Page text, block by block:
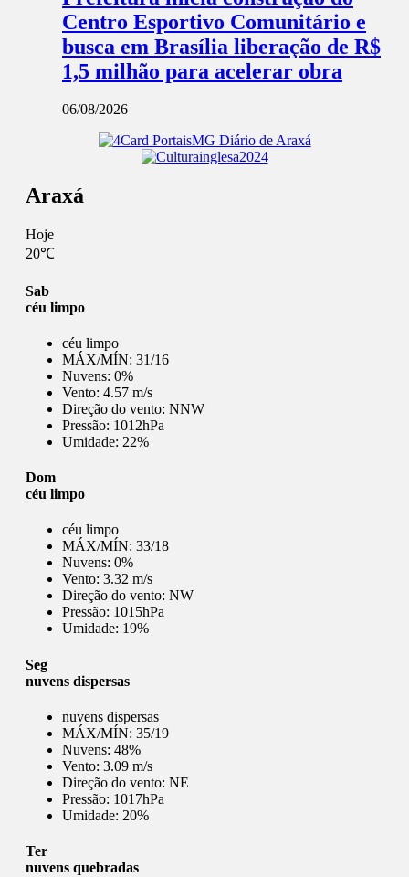
Centro Esportivo Comunitário e
busca em Brasília liberação de R$
1,5 milhão para acelerar obra
06/08/2026
Araxá
Hoje
20℃
Sab
céu limpo
céu limpo
MÁX/MÍN: 31/16
Nuvens: 0%
Vento: 4.57 m/s
Direção do vento: NNW
Pressão: 1012hPa
Umidade: 22%
Dom
céu limpo
céu limpo
MÁX/MÍN: 33/18
Nuvens: 0%
Vento: 3.32 m/s
Direção do vento: NW
Pressão: 1015hPa
Umidade: 19%
Seg
nuvens dispersas
nuvens dispersas
MÁX/MÍN: 35/19
Nuvens: 48%
Vento: 3.09 m/s
Direção do vento: NE
Pressão: 1017hPa
Umidade: 20%
Ter
nuvens quebradas